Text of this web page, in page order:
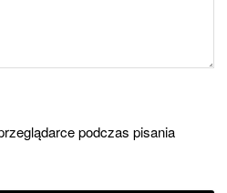
podczas pisania